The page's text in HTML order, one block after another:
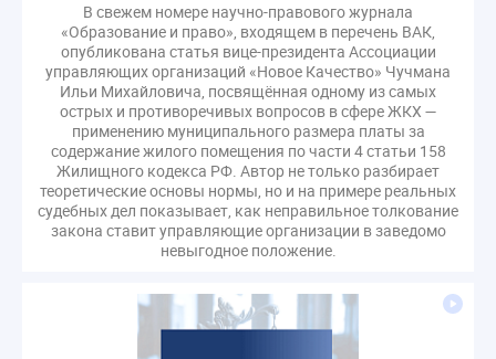
общее собрание собственников
ответственность
пени по жку
перерасчет платы
тарифы
теплоснабжение
штраф
ВОК
Всероссийское совещание
ГД
Госсовет
ЕИРЦ
Жилищная инспекция
Закон Хинштейна
Зарубежный опыт
Исследования
Казань
МВД
Минфин НДС
Общественная палата
Рабочая группа
СРО регулирование ГЖИ лицензирование надзор
Совет Федерации
вебинар
В свежем номере научно-правового журнала
«Образование и право», входящем в перечень ВАК,
опубликована статья вице-президента Ассоциации
управляющих организаций «Новое Качество» Чучмана
Ильи Михайловича, посвящённая одному из самых
острых и противоречивых вопросов в сфере ЖКХ —
применению муниципального размера платы за
содержание жилого помещения по части 4 статьи 158
Жилищного кодекса РФ. Автор не только разбирает
теоретические основы нормы, но и на примере реальных
судебных дел показывает, как неправильное толкование
закона ставит управляющие организации в заведомо
невыгодное положение.